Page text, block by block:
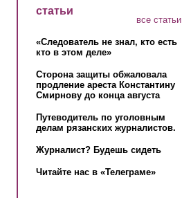
статьи
все статьи
«Следователь не знал, кто есть
кто в этом деле»
Сторона защиты обжаловала
продление ареста Константину
Смирнову до конца августа
Путеводитель по уголовным
делам рязанских журналистов.
Журналист? Будешь сидеть
Читайте нас в «Телеграме»